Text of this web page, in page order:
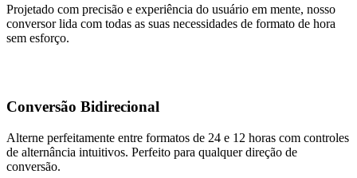
Projetado com precisão e experiência do usuário em mente, nosso
conversor lida com todas as suas necessidades de formato de hora
sem esforço.
Conversão Bidirecional
Alterne perfeitamente entre formatos de 24 e 12 horas com controles
de alternância intuitivos. Perfeito para qualquer direção de
conversão.